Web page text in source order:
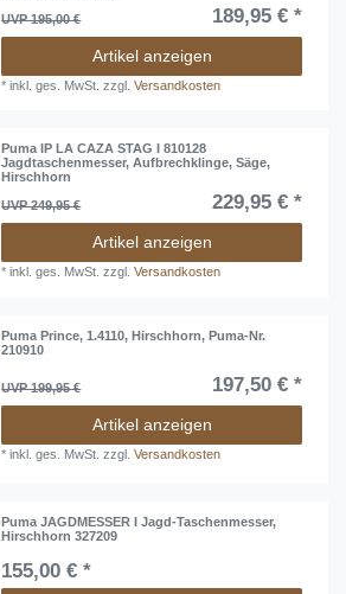
UVP 195,00 €
189,95 € *
Artikel anzeigen
*inkl. ges. MwSt. zzgl.Versandkosten
Puma IP LA CAZA STAG I 810128
Jagdtaschenmesser, Aufbrechklinge, Säge,
Hirschhorn
UVP 249,95 €
229,95 € *
Artikel anzeigen
*inkl. ges. MwSt. zzgl.Versandkosten
Puma Prince, 1.4110, Hirschhorn, Puma-Nr.
210910
UVP 199,95 € 197,50 € *
Artikel anzeigen
*inkl. ges. MwSt. zzgl.Versandkosten
Puma JAGDMESSER I Jagd-Taschenmesser,
Hirschhorn 327209
155,00 € *